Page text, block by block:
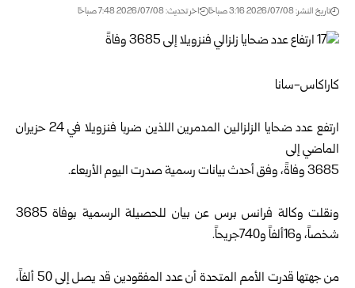
تاريخ النشر: 2026/07/08 3:16 صباحًا اخر تحديث: 2026/07/08 7:48 صباحًا
كاراكاس-سانا
ارتفع عدد ضحايا الزلزالين المدمرين اللذين ضربا فنزويلا في 24 حزيران
الماضي إلى
3685 وفاةً، وفق أحدث بيانات ‏رسمية صدرت اليوم‎ ‎الأربعاء.
ونقلت وكالة فرانس برس عن بيان للحصيلة الرسمية بوفاة 3685
شخصاً، و16ألفاً و740جريحاً.
من جهتها قدرت الأمم المتحدة أن عدد المفقودين قد يصل إلى 50 ألفاً،